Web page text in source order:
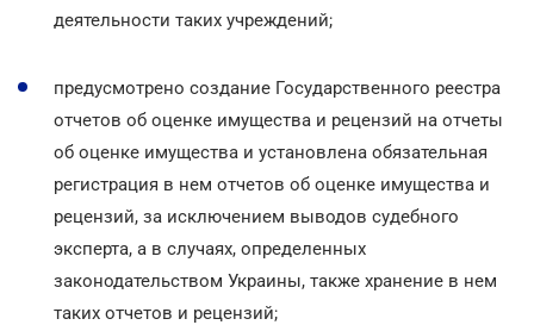
деятельности таких учреждений;
предусмотрено создание Государственного реестра
отчетов об оценке имущества и рецензий на отчеты
об оценке имущества и установлена обязательная
регистрация в нем отчетов об оценке имущества и
рецензий, за исключением выводов судебного
эксперта, а в случаях, определенных
законодательством Украины, также хранение в нем
таких отчетов и рецензий;